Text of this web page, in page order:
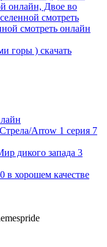
онлайн, Двое во
смотреть
смотреть онлайн
горы ) cкaчaть
Arrow 1 серия 7
дикого запада 3
хорошем качестве